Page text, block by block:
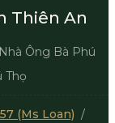
Thiên An
Nhà Ông Bà Phú
Thọ
(Ms Loan) /